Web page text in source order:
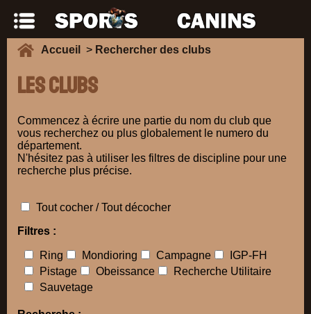
Accueil > Rechercher des clubs
Les clubs
Commencez à écrire une partie du nom du club que
vous recherchez ou plus globalement le numero du
département.
N'hésitez pas à utiliser les filtres de discipline pour une
recherche plus précise.
Tout cocher / Tout décocher
Filtres :
Ring Mondioring Campagne
IGP-FH
Pistage
Obeissance
Recherche Utilitaire
Sauvetage